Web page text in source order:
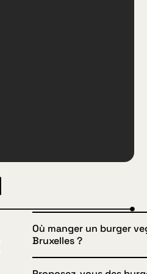
Où manger un burger
Bruxelles ?